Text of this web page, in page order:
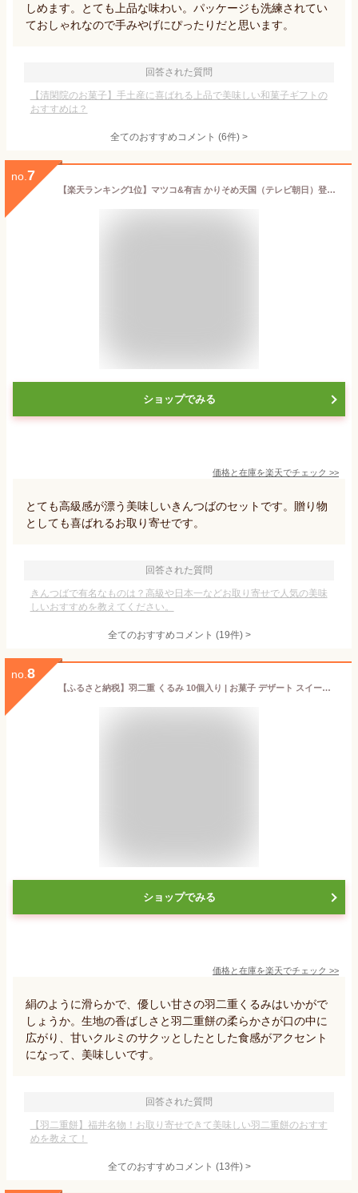
しめます。とても上品な味わい。パッケージも洗練されてい
ておしゃれなので手みやげにぴったりだと思います。
回答された質問
【清閑院のお菓子】手土産に喜ばれる上品で美味しい和菓子ギフトの
おすすめは？
全てのおすすめコメント (6件) >
no. 7
【楽天ランキング1位】マツコ&有吉 かりそめ天国（テレビ朝日）登場名代金鍔 12個入 金鍔 きんつば 榮太樓總本鋪 お中元 夏ギフト 敬老 70代 80代 おしゃれ ギフト 老舗 高級 和菓子 お取り寄せ 贅沢 スイーツ 常温 手土産 健康 内祝 御中元 暑中見舞い 残暑
ショップでみる
価格と在庫を楽天でチェック >>
とても高級感が漂う美味しいきんつばのセットです。贈り物
としても喜ばれるお取り寄せです。
回答された質問
きんつばで有名なものは？高級や日本一などお取り寄せで人気の美味
しいおすすめを教えてください。
全てのおすすめコメント (19件) >
no. 8
【ふるさと納税】羽二重 くるみ 10個入り | お菓子 デザート スイーツ 洋菓子 和菓子 お茶 お土産 お取り寄せ 詰め合わせ 個包装 セット ギフト 贈答用 プレゼント はぶたえ クルミ 餅 もち 福井 はや川 送料無料 わがし
ショップでみる
価格と在庫を楽天でチェック >>
絹のように滑らかで、優しい甘さの羽二重くるみはいかがで
しょうか。生地の香ばしさと羽二重餅の柔らかさが口の中に
広がり、甘いクルミのサクッとしたとした食感がアクセント
になって、美味しいです。
回答された質問
【羽二重餅】福井名物！お取り寄せできて美味しい羽二重餅のおすす
めを教えて！
全てのおすすめコメント (13件) >